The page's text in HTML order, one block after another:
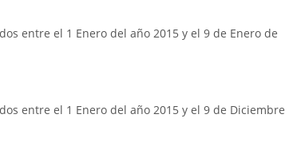
entre el 1 Enero del año 2015 y el 9 de Enero de
entre el 1 Enero del año 2015 y el 9 de Diciembre